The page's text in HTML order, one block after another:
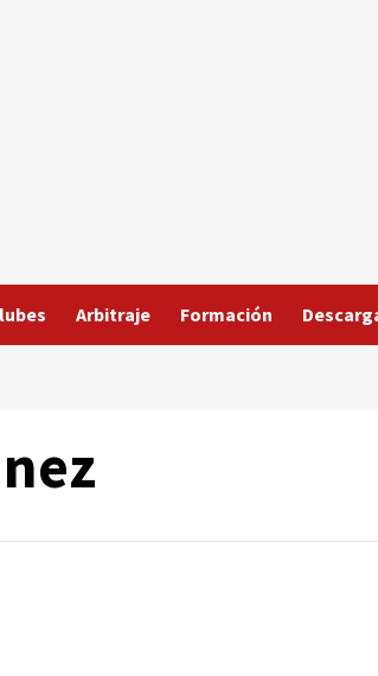
Arbitraje Formación